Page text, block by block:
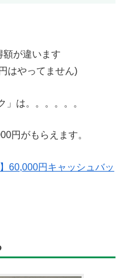
額が違います
はやってません)
」は。。。。。。
円がもらえます。
60,000円キャッシュバッ